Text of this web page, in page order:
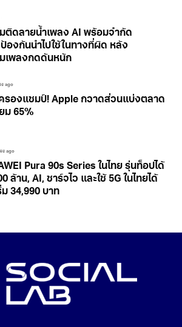
ติดลายน้ำเพลง AI พร้อมจำกัด
องกันนำไปใช้ในทางที่ผิด หลัง
เพลงกดดันหนัก
ง ago
รองแชมป์! Apple กวาดส่วนแบ่งตลาด
ม 65%
ง ago
Pura 90s Series ในไทย รุ่นท็อปได้
ล้าน, AI, ชาร์จไว และใช้ 5G ในไทยได้
ม 34,990 บาท